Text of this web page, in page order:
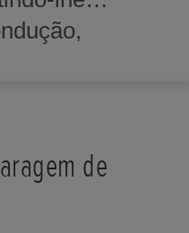
sistema
de
rápidas,
embraiagem
sistema ajuda
de